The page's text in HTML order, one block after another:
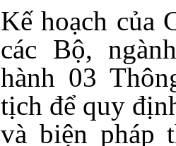
Kế hoạch của
các Bộ,
hành 03
tịch để quy
và biện pháp